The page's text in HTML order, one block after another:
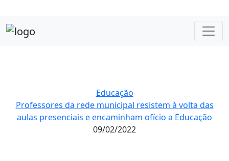
Educação
Professores da rede municipal resistem à volta das
aulas presenciais e encaminham ofício a Educação
09/02/2022